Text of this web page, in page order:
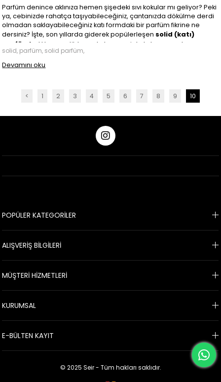
Parfüm denince aklınıza hemen şişedeki sıvı kokular mı geliyor? Peki
ya, cebinizde rahatça taşıyabileceğiniz, çantanızda dökülme derdi
olmadan saklayabileceğiniz katı formdaki bir parfüm fikrine ne
dersiniz? İşte, son yıllarda giderek popülerleşen solid (katı)
parfümler! Hem pratik hem de benzersiz kokular sunan bu
parfümler, geleneksel sıvı parfümlere alternatif olarak hızla yayılıyor.
Peki, solid parfüm nedir, nasıl kullanılır ve neden tercih edilmelidir?
solid, parfüm, solid parfüm,
Devamını oku
< 1 2 3 4 5 6 7 8 9 10
POPÜLER KATEGORİLER
ALIŞVERİŞ BİLGİLERİ
MÜŞTERİ HİZMETLERİ
KURUMSAL
E-BÜLTEN KAYIT
© 2025 Seir - Tüm hakları saklıdır.